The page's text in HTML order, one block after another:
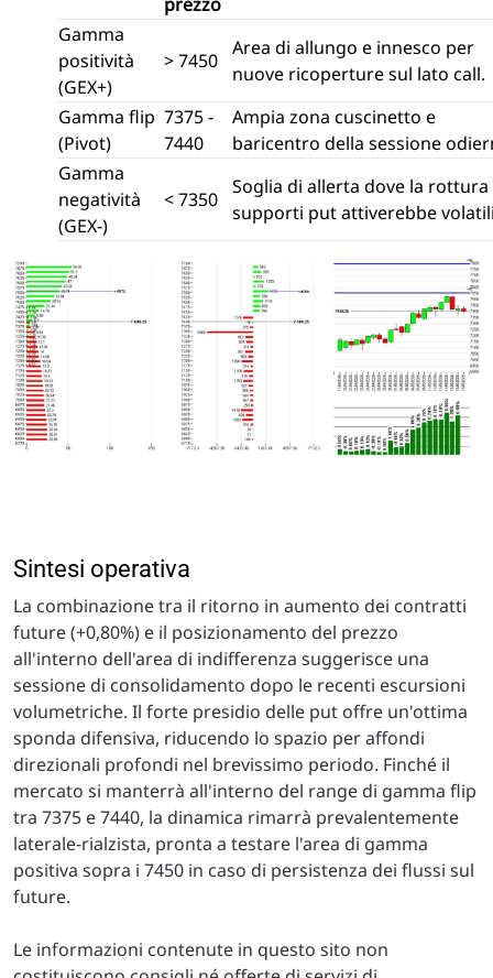
Gamma
positività
(GEX+)
> 7450
Area di allungo e innesco per
nuove ricoperture sul lato call.
Gamma flip
(Pivot)
7375 -
7440
Ampia zona cuscinetto e
baricentro della sessione
Gamma
negatività
(GEX-)
< 7350
Soglia di allerta dove la rottura
supporti put attiverebbe
Sintesi operativa
La combinazione tra il ritorno in aumento dei contratti
future (+0,80%) e il posizionamento del prezzo
all'interno dell'area di indifferenza suggerisce una
sessione di consolidamento dopo le recenti escursioni
volumetriche. Il forte presidio delle put offre un'ottima
sponda difensiva, riducendo lo spazio per affondi
direzionali profondi nel brevissimo periodo. Finché il
mercato si manterrà all'interno del range di gamma flip
tra 7375 e 7440, la dinamica rimarrà prevalentemente
laterale-rialzista, pronta a testare l'area di gamma
positiva sopra i 7450 in caso di persistenza dei flussi sul
future.
Le informazioni contenute in questo sito non